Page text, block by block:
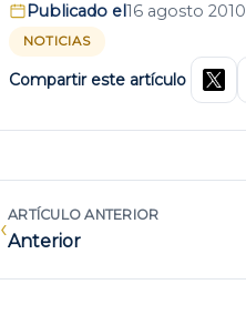
Publicado el16 agosto 2010
NOTICIAS
Compartir este artículo
‹ARTÍCULO ANTERIOR
Anterior